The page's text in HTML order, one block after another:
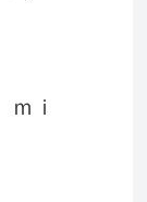
ｄ
ｉ